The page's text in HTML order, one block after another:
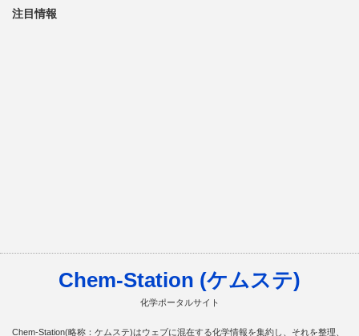
注目情報
Chem-Station (ケムステ)
化学ポータルサイト
Chem-Station(略称：ケムステ)はウェブに混在する化学情報を集約し、それを整理、